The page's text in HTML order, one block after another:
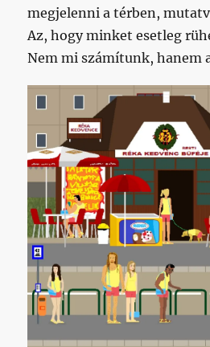
megjelenni a térben,
Az, hogy minket esetleg
Nem mi számítunk, hanem